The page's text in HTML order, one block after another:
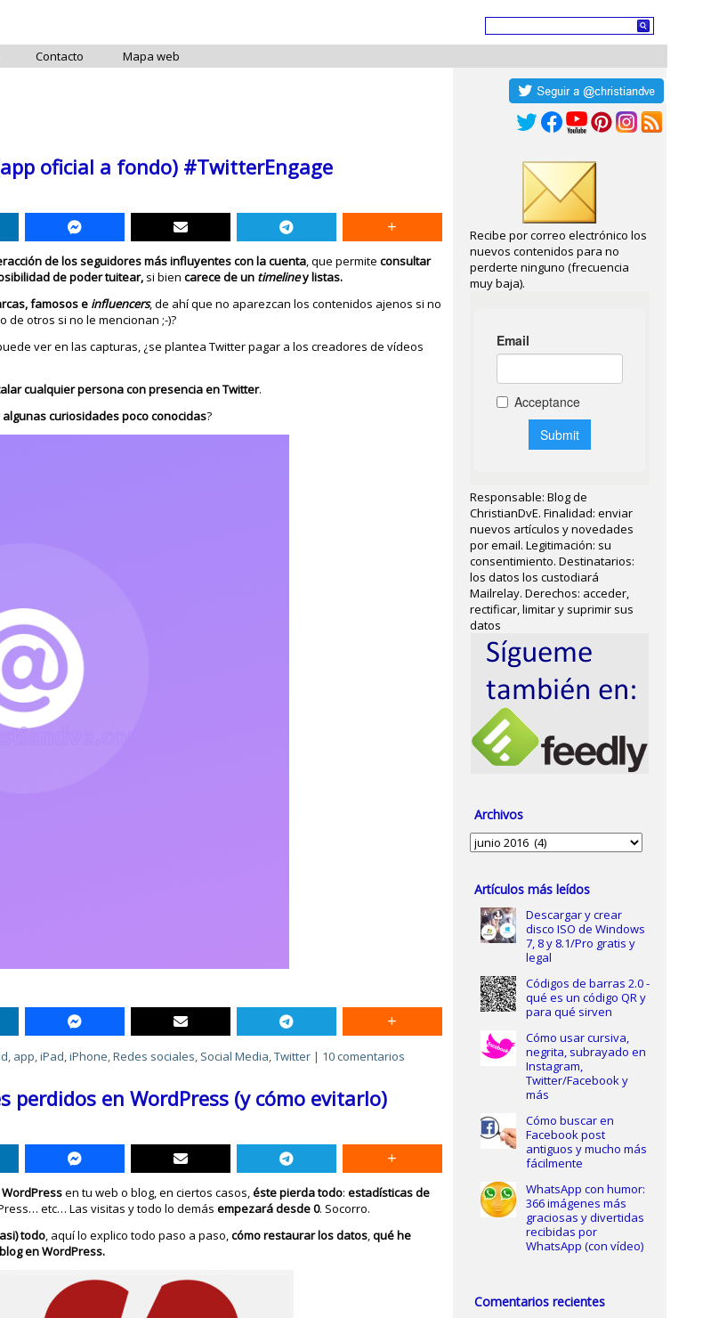
Contacto Mapa web
oficial a fondo) #TwitterEngage
de los seguidores más influyentes con la cuenta, que permiteconsultar
de poder tuitear, si bien carece de un timeliney listas.
famosos e influencers, de ahí que no aparezcan los contenidos ajenos si no
otros si no le mencionan ;-)?
ver en las capturas, ¿se plantea Twitter pagar a los creadores de vídeos
cualquier persona con presencia en Twitter.
curiosidades poco conocidas?
, app,iPad,iPhone,Redes sociales, Social Media,Twitter | 10 comentarios
perdidos en WordPress (y cómo evitarlo)
en tu web o blog, en ciertos casos,éste pierda todo:estadísticas de
etc… Las visitas y todo lo demásempezará desde 0. Socorro.
todo, aquí lo explico todo paso a paso,cómo restaurar los datos,qué he
en WordPress.
Recibe por correo electrónico los
nuevos contenidos para no
perderte ninguno (frecuencia
muy baja).
Responsable: Blog de
ChristianDvE. Finalidad: enviar
nuevos artículos y novedades
por email. Legitimación: su
consentimiento. Destinatarios:
los datos los custodiará
Mailrelay. Derechos: acceder,
rectificar, limitar y suprimir sus
datos
Archivos
Archivos
Artículos más leídos
Descargar y crear
disco ISO de Windows
7, 8 y 8.1/Pro gratis y
legal
Códigos de barras 2.0 -
qué es un código QR y
para qué sirven
Cómo usar cursiva,
negrita, subrayado en
Instagram,
Twitter/Facebook y
más
Cómo buscar en
Facebook post
antiguos y mucho más
fácilmente
WhatsApp con humor:
366 imágenes más
graciosas y divertidas
recibidas por
WhatsApp (con vídeo)
Comentarios recientes